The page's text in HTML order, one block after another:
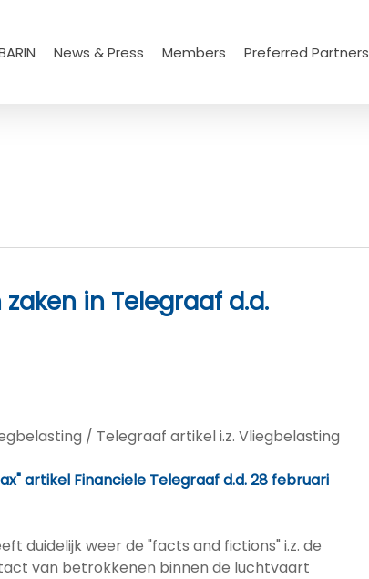
News & Press Members Preferred Partners
in Telegraaf d.d.
/ Telegraaf artikel i.z. Vliegbelasting
artikel Financiele Telegraaf d.d. 28 februari
duidelijk weer de "facts and fictions" i.z. de
van betrokkenen binnen de luchtvaart